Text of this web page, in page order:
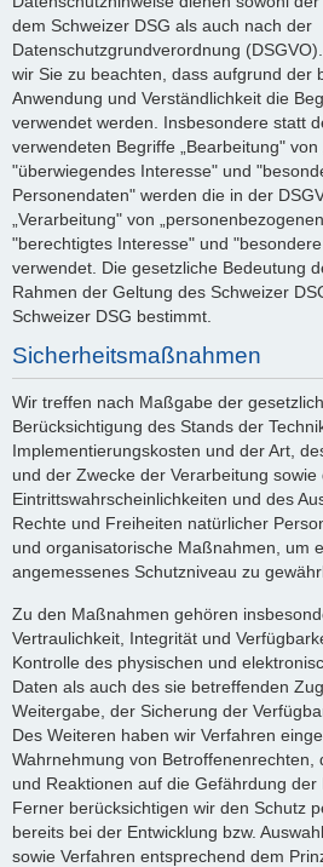
dem Schweizer DSG als auch nach der
Datenschutzgrundverordnung
wir Sie zu beachten, dass aufgrund der
Anwendung und Verständlichkeit die
verwendet werden. Insbesondere statt
verwendeten Begriffe „Bearbeitung" von
"überwiegendes Interesse" und
Personendaten" werden die in der
„Verarbeitung" von
"berechtigtes Interesse" und
verwendet. Die gesetzliche Bedeutung
Rahmen der Geltung des Schweizer
Schweizer DSG bestimmt.
Sicherheitsmaßnahmen
Wir treffen nach Maßgabe der
Berücksichtigung des Stands der
Implementierungskosten und der Art,
und der Zwecke der Verarbeitung
Eintrittswahrscheinlichkeiten und des
Rechte und Freiheiten natürlicher
und organisatorische Maßnahmen, um
angemessenes Schutzniveau zu
Zu den Maßnahmen gehören
Vertraulichkeit, Integrität und
Kontrolle des physischen und
Daten als auch des sie betreffenden
Weitergabe, der Sicherung der
Des Weiteren haben wir Verfahren
Wahrnehmung von Betroffenenrechten,
und Reaktionen auf die Gefährdung der
Ferner berücksichtigen wir den Schutz
bereits bei der Entwicklung bzw.
sowie Verfahren entsprechend dem